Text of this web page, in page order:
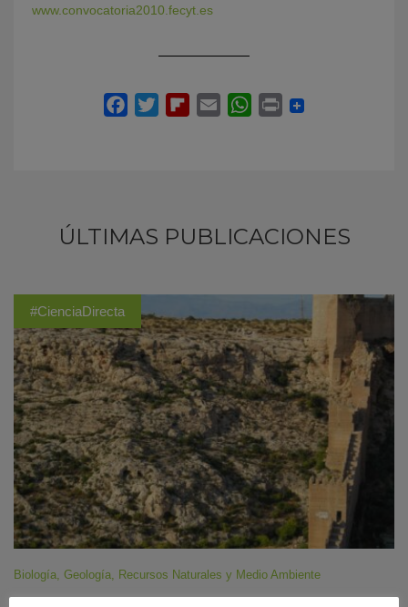
www.convocatoria2010.fecyt.es
ÚLTIMAS PUBLICACIONES
#CienciaDirecta
Biología, Geología, Recursos Naturales y Medio Ambiente